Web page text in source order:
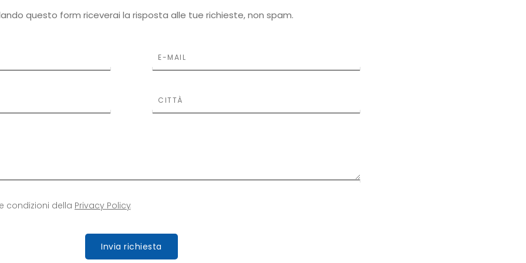
questo form riceverai la risposta alle tue richieste, non spam.
condizioni della Privacy Policy
Invia richiesta